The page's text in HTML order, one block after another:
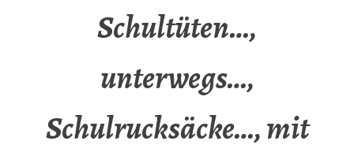
Schultüten…,
unterwegs…,
Schulrucksäcke…, mit